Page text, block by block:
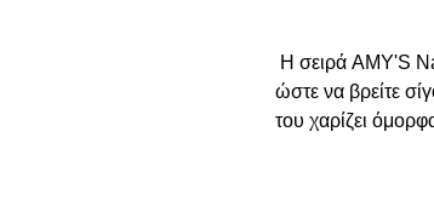
ώστε να βρείτε
του χαρίζει